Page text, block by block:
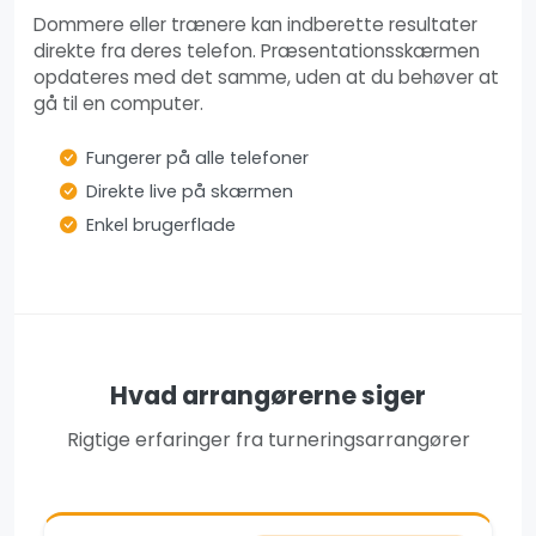
Dommere eller trænere kan indberette resultater
direkte fra deres telefon. Præsentationsskærmen
opdateres med det samme, uden at du behøver at
gå til en computer.
Fungerer på alle telefoner
Direkte live på skærmen
Enkel brugerflade
Hvad arrangørerne siger
Rigtige erfaringer fra turneringsarrangører